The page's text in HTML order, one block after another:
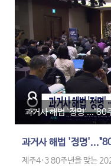
진화위는 하반기부터 조사
는 등 현지 조사에 나설 예정
추가 신청은 2028년 2월까
과거사 해법 '정명'..."80
제주4·3 80주년을 맞는